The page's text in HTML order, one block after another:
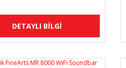
DETAYLI BİLGİ